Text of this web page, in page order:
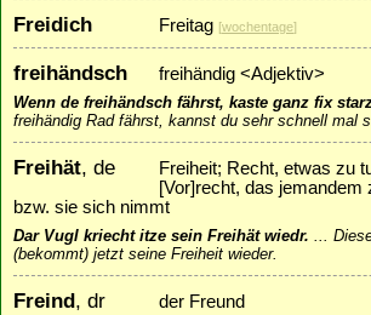
Freidich Freitag [wochentage]
freihändsch freihändig <Adjektiv>
Wenn de freihändsch fährst, kaste ganz fix
freihändig Rad fährst, kannst du sehr schnell mal
Freihät, de
Freiheit; Recht, etwas zu
[Vor]recht, das jemandem
bzw. sie sich nimmt
Dar Vugl kriecht itze sein Freihät wiedr. ...
(bekommt) jetzt seine Freiheit wieder.
Freind, dr der Freund